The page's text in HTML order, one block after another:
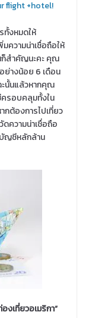
ทั้งหมดให้
มความน่าเชื่อถือให้
ก็สำคัญนะคะ คุณ
ย่างน้อย 6 เดือน
ะนั้นแล้วหากคุณ
ครอบคลุมทั้งใน
กต้องการไปเที่ยว
ดความน่าเชื่อถือ
บัญชีหลักล้าน
งเที่ยวอเมริกา”